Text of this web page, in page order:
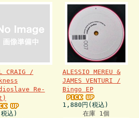
CRAIG /
Re-
込)
ALESSIO MEREU &
JAMES VENTURI /
Bingo EP
1,880円(税込)
在庫 1個